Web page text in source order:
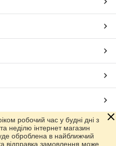
Prom.ua
робочий час у будні дні з
неділю інтернет магазин
оброблена в найближчий
відправка замовлення може